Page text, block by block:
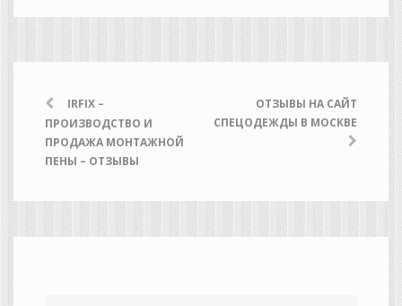
IRFIX –
ПРОИЗВОДСТВО И
ПРОДАЖА МОНТАЖНОЙ
ПЕНЫ – ОТЗЫВЫ
ОТЗЫВЫ НА САЙТ
СПЕЦОДЕЖДЫ В МОСКВЕ